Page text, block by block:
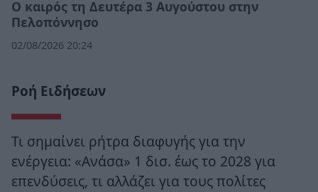
Ο καιρός τη Δευτέρα 3 Αυγούστου στην
Πελοπόννησο
02/08/2026 20:24
Ροή Ειδήσεων
Τι σημαίνει ρήτρα διαφυγής για την
ενέργεια: «Ανάσα» 1 δισ. έως το 2028 για
επενδύσεις, τι αλλάζει για τους πολίτες